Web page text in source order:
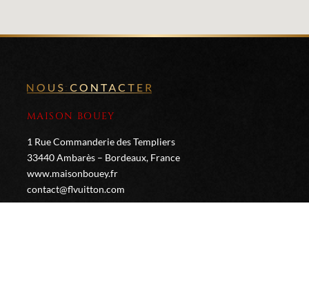
MAISON BOUEY
1 Rue Commanderie des Templiers
33440 Ambarès – Bordeaux, France
www.maisonbouey.fr
contact@flvuitton.com